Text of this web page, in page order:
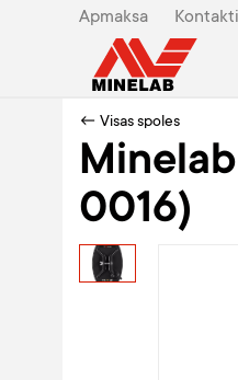
Apmaksa Kontakti
← Visas spoles
0016)